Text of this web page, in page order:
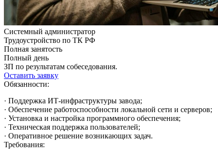
Системный администратор
Трудоустройство по ТК РФ
Полная занятость
Полный день
ЗП по результатам собеседования.
Оставить заявку
Обязанности:
· Поддержка ИТ-инфраструктуры завода;
· Обеспечение работоспособности локальной сети и серверов;
· Установка и настройка программного обеспечения;
· Техническая поддержка пользователей;
· Оперативное решение возникающих задач.
Требования: